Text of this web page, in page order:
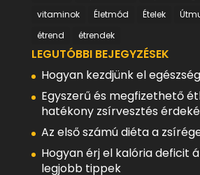
vitaminok
Életmód Ételek
étrend
étrendek
LEGUTÓBBI BEJEGYZÉSEK
Hogyan kezdjünk el
Egyszerű és megfizethető
hatékony zsírvesztés
Az első számú diéta a
Hogyan érj el kalória deficit
legjobb tippek